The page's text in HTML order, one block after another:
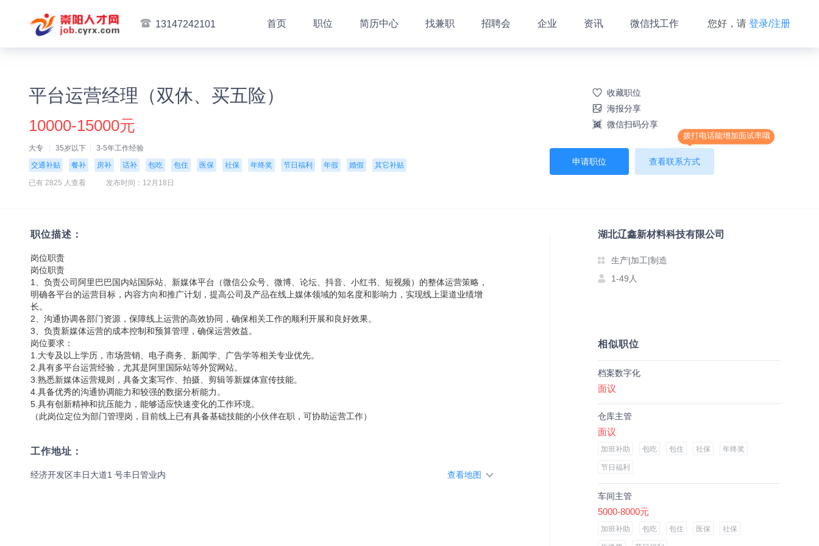
13147242101 首页 职位 简历中心 找兼职 招聘会 企业 资讯 微信找工作 您好，请 登录/注册
平台运营经理（双休、买五险）
10000-15000元
大专 35岁以下
3-5年工作经验
交通补贴
餐补 房补 话补 包吃 包住 医保 社保 年终奖 节日福利 年假 婚假 其它补贴
已有 2825 人查看 发布时间：12月18日
收藏职位
海报分享
微信扫码分享
拨打电话能增加面试率哦
申请职位 查看联系方式
职位描述：
岗位职责
岗位职责
1、负责公司阿里巴巴国内站国际站、新媒体平台（微信公众号、微博、论坛、抖音、小红书、短视频）的整体运营策略，
明确各平台的运营目标，内容方向和推广计划，提高公司及产品在线上媒体领域的知名度和影响力，实现线上渠道业绩增
长。
2、沟通协调各部门资源，保障线上运营的高效协同，确保相关工作的顺利开展和良好效果。
3、负责新媒体运营的成本控制和预算管理，确保运营效益。
岗位要求：
1.大专及以上学历，市场营销、电子商务、新闻学、广告学等相关专业优先。
2.具有多平台运营经验，尤其是阿里国际站等外贸网站。
3.熟悉新媒体运营规则，具备文案写作、拍摄、剪辑等新媒体宣传技能。
4.具备优秀的沟通协调能力和较强的数据分析能力。
5.具有创新精神和抗压能力，能够适应快速变化的工作环境。
（此岗位定位为部门管理岗，目前线上已有具备基础技能的小伙伴在职，可协助运营工作）
工作地址：
经济开发区丰日大道1 号丰日管业内 查看地图
湖北辽鑫新材料科技有限公司
生产|加工|制造
1-49人
相似职位
档案数字化
面议
仓库主管
面议
加班补助 包吃 包住 社保 年终奖
节日福利
车间主管
5000-8000元
加班补助 包吃 包住 医保 社保